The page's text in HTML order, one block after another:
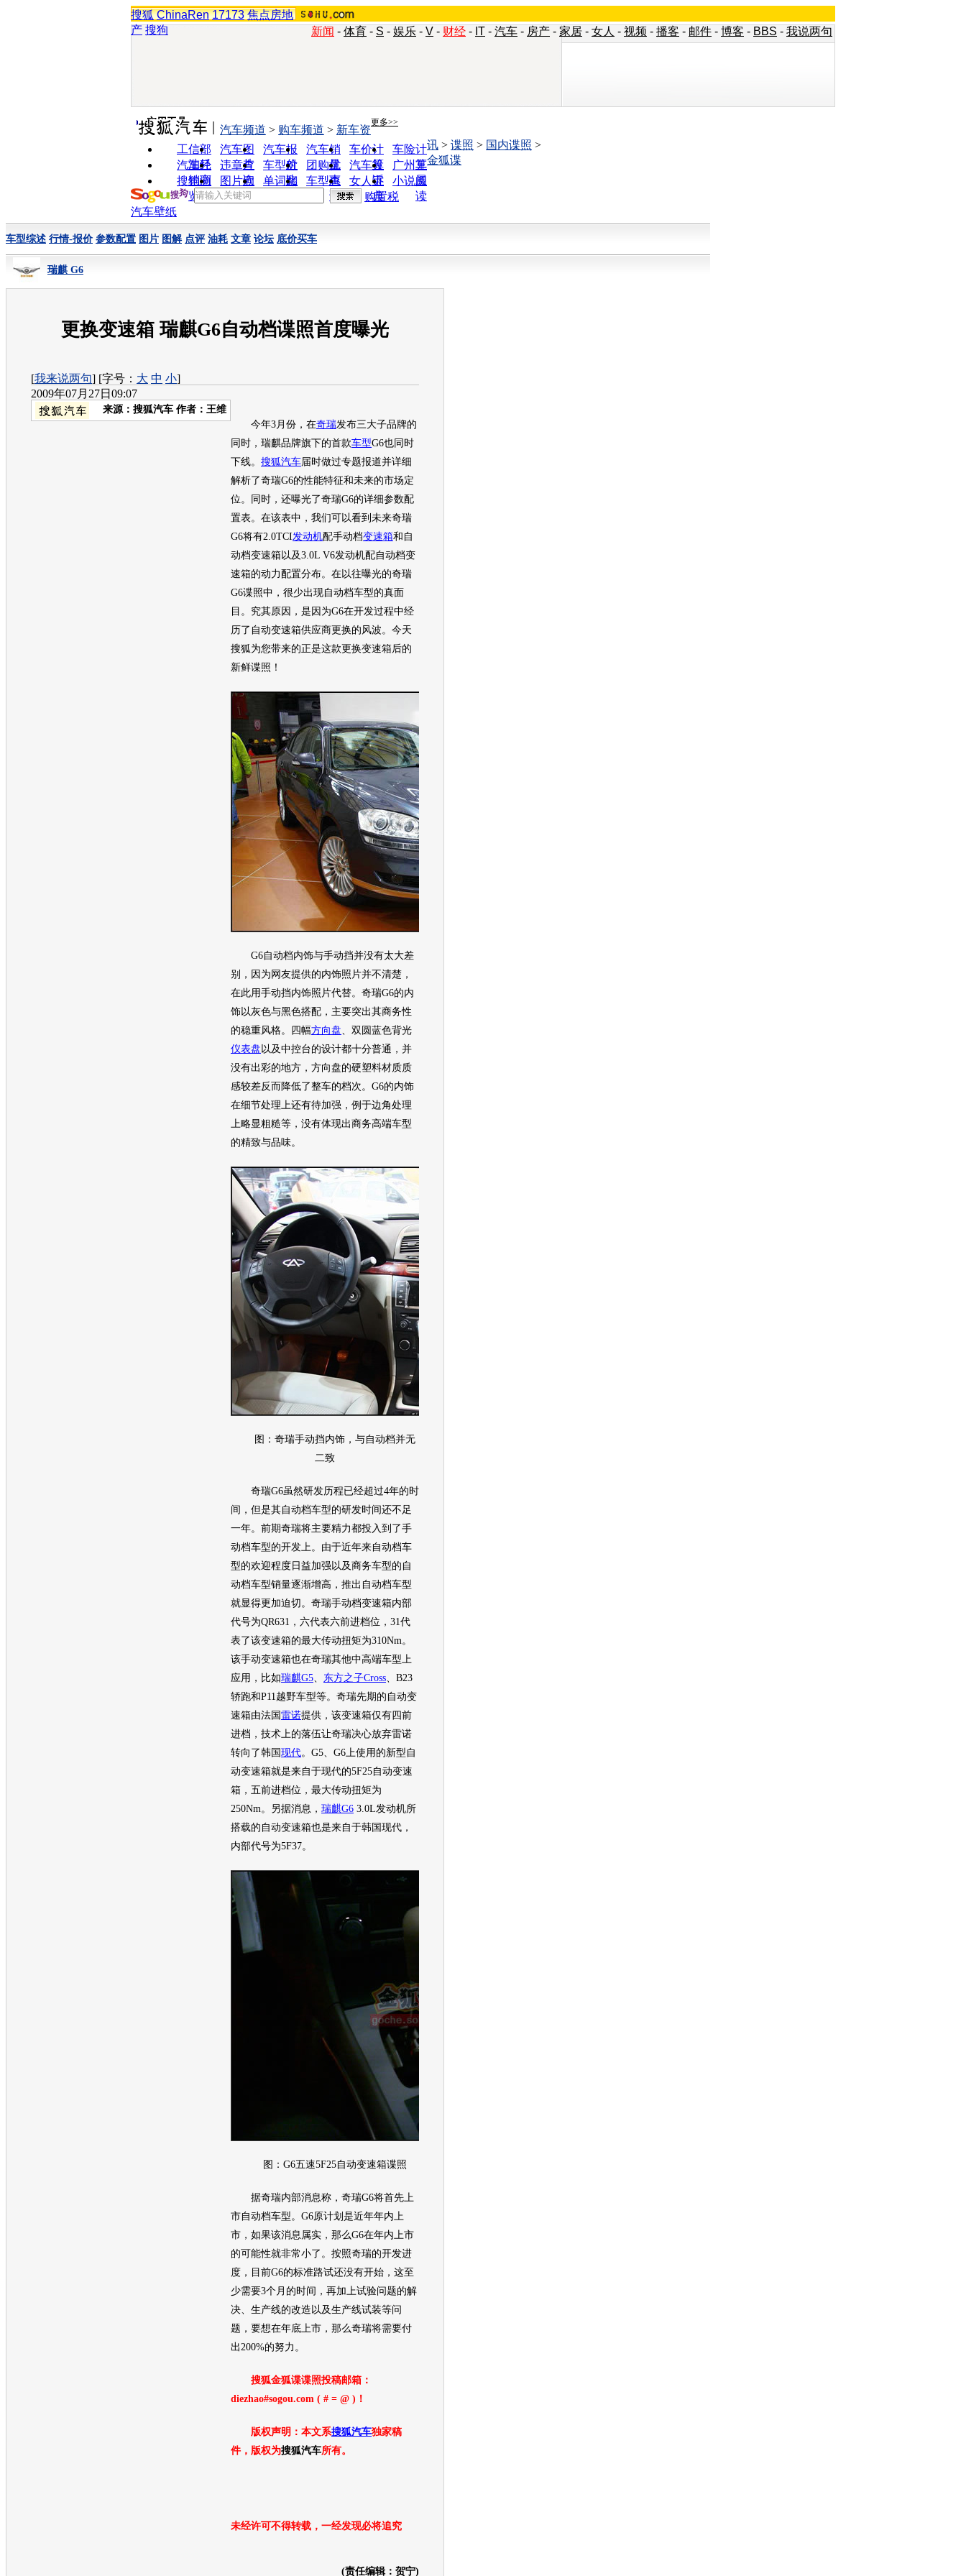
搜狐 ChinaRen 17173 焦点房地
产 搜狗 新闻 - 体育 - S - 娱乐 - V - 财经 - IT - 汽车 - 房产 - 家居 - 女人 - 视频 - 播客 - 邮件 - 博客 - BBS - 我说两句
实用工具 更多>>
工信部
油耗
汽车图
片
汽车报
价
汽车销
量
车价计
算
车险计
算
汽车经
销商
违章查
询
车型对
比
团购优
惠
汽车投
诉
广州车
展
搜狗浏
览器
图片欣
赏
单词翻
车型查
询
女人宝
典
小说阅
读
汽车频道 > 购车频道 > 新车资
讯 > 谍照 > 国内谍照 >
金狐谍
购置税
汽车壁纸
车型综述 行情-报价 参数配置 图片 图解 点评 油耗 文章 论坛 底价买车
瑞麒 G6
更换变速箱 瑞麒G6自动档谍照首度曝光
[我来说两句] [字号： 大 中 小]
2009年07月27日09:07
来源： 搜狐汽车 作者：王维
今年3月份，在奇瑞发布三大子品牌的
同时，瑞麒品牌旗下的首款车型G6也同时
下线。 搜狐汽车届时做过专题报道并详细
解析了奇瑞G6的性能特征和未来的市场定
位。同时，还曝光了奇瑞G6的详细参数配
置表。在该表中，我们可以看到未来奇瑞
G6将有2.0TCI发动机配手动档变速箱和自
动档变速箱以及3.0L V6发动机配自动档变
速箱的动力配置分布。在以往曝光的奇瑞
G6谍照中，很少出现自动档车型的真面
目。究其原因，是因为G6在开发过程中经
历了自动变速箱供应商更换的风波。今天
搜狐为您带来的正是这款更换变速箱后的
新鲜谍照！
G6自动档内饰与手动挡并没有太大差
别，因为网友提供的内饰照片并不清楚，
在此用手动挡内饰照片代替。 奇瑞G6的内
饰以灰色与黑色搭配，主要突出其商务性
的稳重风格。四幅方向盘 、双圆蓝色背光
仪表盘 以及中控台的设计都十分普通，并
没有出彩的地方， 方向盘的硬塑料材质质
感较差反而降低了整车的档次。G6的内饰
在细节处理上还有待加强，例于边角处理
上略显粗糙等，没有体现出商务高端车型
的精致与品味。
图： 奇瑞手动挡内饰，与自动档并无
二致
奇瑞G6虽然研发历程已经超过4年的时
间，但是其自动档车型的研发时间还不足
一年。前期奇瑞将主要精力都投入到了手
动档车型的开发上。由于近年来自动档车
型的欢迎程度日益加强以及商务车型的自
动档车型销量逐渐增高，推出自动档车型
就显得更加迫切。 奇瑞手动档变速箱内部
代号为QR631，六代表六前进档位，31代
表了该变速箱的最大传动扭矩为310Nm。
该手动变速箱也在奇瑞其他中高端车型 上
应用，比如瑞麒G5 东方之子Cross 、B23
轿跑和P11越野车型等。 奇瑞先期的自动变
速箱由法国 雷诺提供，该变速箱仅有四前
进档，技术上的落伍让奇瑞决心放弃雷诺
转向了韩国 现代。G5、G6上使用的新型自
动变速箱就是来自于现代的5F25自动变速
箱 ，五前进档位，最大传动扭矩为
250Nm。另据消息， 瑞麒G6 3.0L发动机所
搭载的自动变速箱也是来自于韩国 现代 ，
内部代号为5F37。
图：G6五速5F25自动变速箱谍照
据奇瑞内部消息称， 奇瑞G6将首先上
市自动档车型 。G6原计划是近年年内上
市，如果该消息属实，那么G6在年内上市
的可能性就非常小了。按照奇瑞的开发进
度，目前G6的标准路试还没有开始，这至
少需要3个月的时间，再加上试验问题的解
决、生产线的改造以及生产线试装等问
题，要想在年底上市，那么奇瑞将需要付
出200%的努力。
搜狐金狐谍谍照投稿邮箱：
diezhao#sogou.com ( # = @ )！
版权声明：本文系搜狐汽车独家稿
件，版权为搜狐汽车所有。
未经许可不得转载，一经发现必将追究
(责任编辑：贺宁)